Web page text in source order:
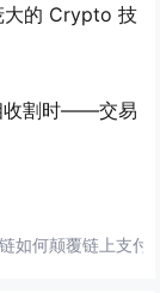
大的 Crypto 技
收割时——交易
如何颠覆链上支付